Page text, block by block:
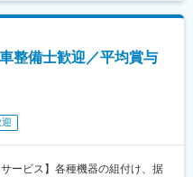
駅、蒲郡駅、三河田原駅、中岡
、西尾駅、岡崎駅、牛田駅(愛
張星の宮駅、小牧駅、津島駅、
(東海道本線)、手柄駅、大阪ビジ
ば通駅、上熊谷駅、西千葉駅、幕
整備士歓迎／平均賞与
ービス】各種機器の組付け、据